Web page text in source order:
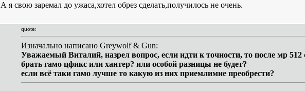
А я свою заремал до ужаса,хотел обрез сделать,получилось не очень.
quote:
Изначально написано Greywolf & Gun:
Уважаемый Виталий, назрел вопрос, если идти к точности, то после мр 512
брать гамо цфикс или хантер? или особой разницы не будет?
если всё таки гамо лучше то какую из них приемлимие преобрести?